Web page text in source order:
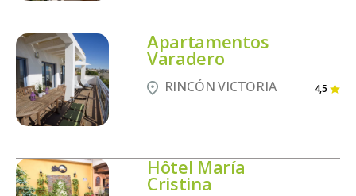
Apartamentos
Varadero
RINCÓN VICTORIA 4,5
Hôtel María
Cristina